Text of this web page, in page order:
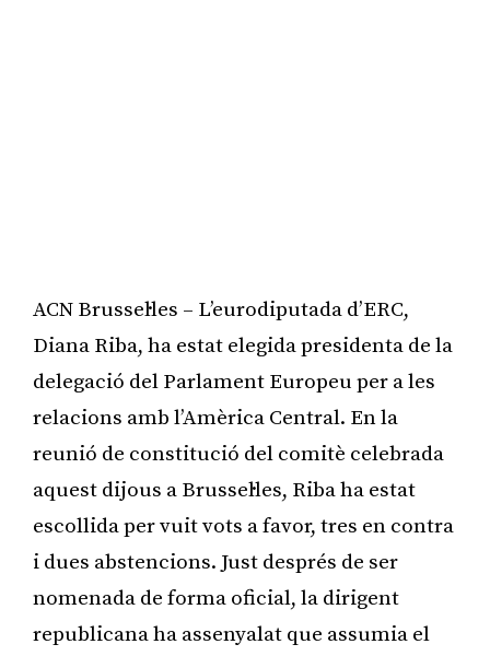
ACN Brussel·les – L’eurodiputada d’ERC,
Diana Riba, ha estat elegida presidenta de la
delegació del Parlament Europeu per a les
relacions amb l’Amèrica Central. En la
reunió de constitució del comitè celebrada
aquest dijous a Brussel·les, Riba ha estat
escollida per vuit vots a favor, tres en contra
i dues abstencions. Just després de ser
nomenada de forma oficial, la dirigent
republicana ha assenyalat que assumia el